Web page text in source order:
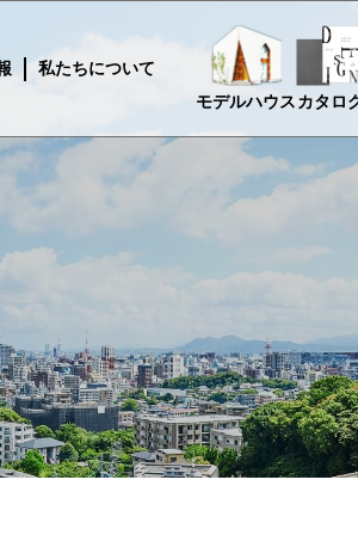
私たちについて
モデルハウスカタロ